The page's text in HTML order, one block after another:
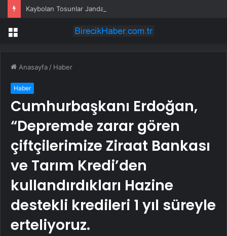
Kaybolan Tosunlar Jandarma Tarafından Bulundu
Menü
Anasayfa / Haber
Haber
Cumhurbaşkanı Erdoğan,
“Depremde zarar gören
çiftçilerimize Ziraat Bankası
ve Tarım Kredi’den
kullandırdıkları Hazine
destekli kredileri 1 yıl süreyle
erteliyoruz.